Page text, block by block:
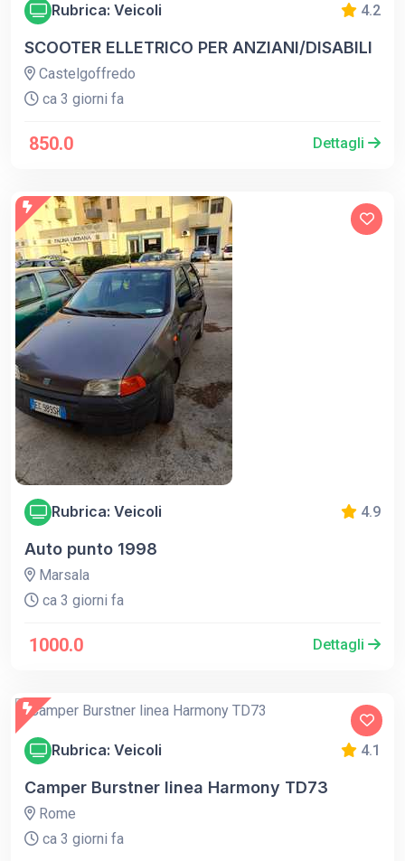
Rubrica: Veicoli 4.2
SCOOTER ELLETRICO PER ANZIANI/DISABILI
Castelgoffredo
ca 3 giorni fa
850.0 Dettagli
Rubrica: Veicoli 4.9
Auto punto 1998
Marsala
ca 3 giorni fa
1000.0 Dettagli
Rubrica: Veicoli 4.1
Camper Burstner linea Harmony TD73
Rome
ca 3 giorni fa